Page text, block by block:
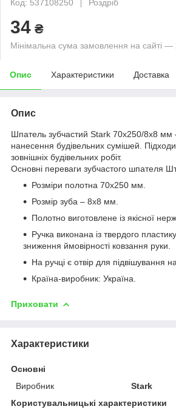
Код: 537108250
Роздріб
34 ₴
Мінімальна сума замовлення на сайті —
Опис Характеристики Доставка
Опис
Шпатель зубчастий Stark 70х250/8х8 мм
нанесення будівельних сумішей.
зовнішніх будівельних робіт.
Основні переваги зубчастого шпателя
Розміри полотна 70х250 мм.
Розмір зуба – 8х8 мм.
Полотно виготовлене із якісної
Ручка виконана із твердого
зниження ймовірності ковзання руки.
На ручці є отвір для підвішування
Країна-виробник: Україна.
Приховати
Характеристики
Основні
Виробник
Stark
Користувальницькі характеристики